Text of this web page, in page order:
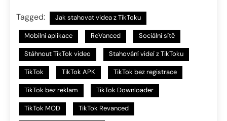
Tagged: Jak stahovat videa z TikToku
Mobilní aplikace ReVanced Sociální sítě
Stáhnout TikTok video Stahování videí z TikToku
TikTok TikTok APK TikTok bez registrace
TikTok bez reklam TikTok Downloader
TikTok MOD TikTok Revanced